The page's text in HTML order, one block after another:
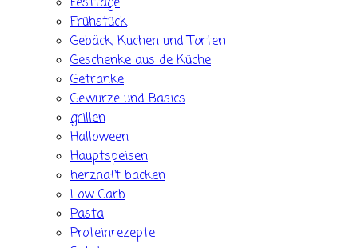
Frühstück
Gebäck, Kuchen und Torten
Geschenke aus de Küche
Getränke
Gewürze und Basics
grillen
Halloween
Hauptspeisen
herzhaft backen
Low Carb
Pasta
Proteinrezepte